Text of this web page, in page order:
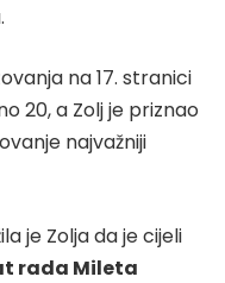
na 17. stranici
20, a Zolj je priznao
najvažniji
je Zolja da je cijeli
rada Mileta